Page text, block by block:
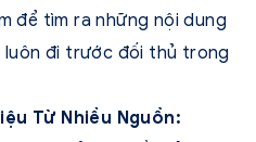
để tìm ra những nội dung
luôn đi trước đối thủ trong
Từ Nhiều Nguồn: